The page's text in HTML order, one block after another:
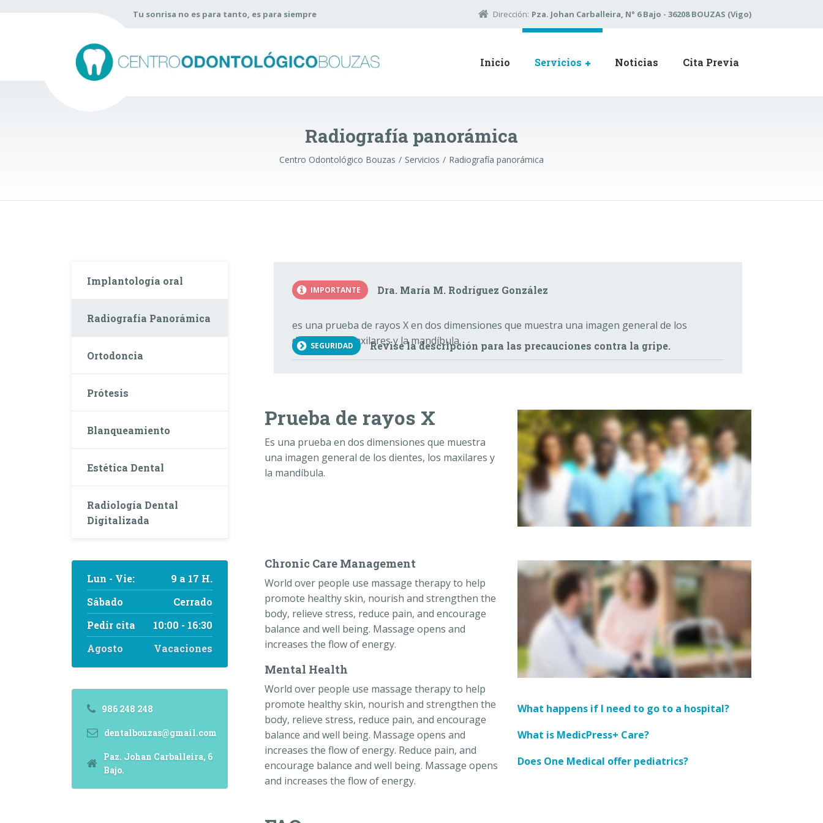
Tu sonrisa no es para tanto, es para siempre Dirección: Pza. Johan Carballeira, N° 6 Bajo - 36208 BOUZAS (Vigo)
Inicio Servicios Noticias Cita Previa
Radiografía panorámica
Centro Odontológico Bouzas Servicios Radiografía panorámica
IMPORTANTE Dra. María M. Rodríguez González
es una prueba de rayos X en dos dimensiones que muestra una imagen general de los
dientes, los maxilares y la mandíbula.
SEGURIDAD Revise la descripción para las precauciones contra la gripe.
Prueba de rayos X
Es una prueba en dos dimensiones que muestra
una imagen general de los dientes, los maxilares y
la mandíbula.
Chronic Care Management
World over people use massage therapy to help
promote healthy skin, nourish and strengthen the
body, relieve stress, reduce pain, and encourage
balance and well being. Massage opens and
increases the flow of energy.
Mental Health
World over people use massage therapy to help
promote healthy skin, nourish and strengthen the
body, relieve stress, reduce pain, and encourage
balance and well being. Massage opens and
increases the flow of energy. Reduce pain, and
encourage balance and well being. Massage opens
and increases the flow of energy.
What happens if I need to go to a hospital?
What is MedicPress+ Care?
Does One Medical offer pediatrics?
Implantología oral
Radiografía Panorámica
Ortodoncia
Prótesis
Blanqueamiento
Estética Dental
Radiología Dental
Digitalizada
Lun - Vie:
9 a 17 H.
Sábado
Cerrado
Pedir cita
10:00 - 16:30
Agosto
Vacaciones
986 248 248
dentalbouzas@gmail.com
Paz. Johan Carballeira, 6
Bajo.